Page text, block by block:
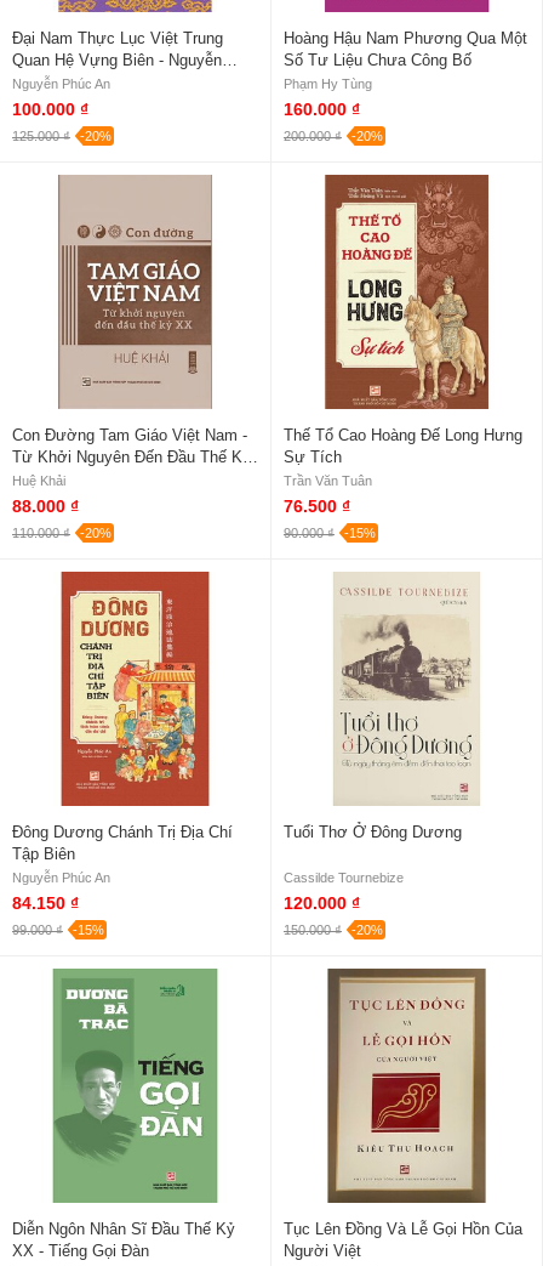
Đại Nam Thực Lục Việt Trung
Quan Hệ Vựng Biên - Nguyễn
Phúc An
Nguyễn Phúc An
100.000 ₫
125.000 ₫ -20%
Hoàng Hậu Nam Phương Qua Một
Số Tư Liệu Chưa Công Bố
Phạm Hy Tùng
160.000 ₫
200.000 ₫ -20%
Con Đường Tam Giáo Việt Nam -
Từ Khởi Nguyên Đến Đầu Thế Kỷ
XX
Huệ Khải
88.000 ₫
110.000 ₫ -20%
Thế Tổ Cao Hoàng Đế Long Hưng
Sự Tích
Trần Văn Tuân
76.500 ₫
90.000 ₫ -15%
Đông Dương Chánh Trị Địa Chí
Tập Biên
Nguyễn Phúc An
84.150 ₫
99.000 ₫ -15%
Tuổi Thơ Ở Đông Dương
Cassilde Tournebize
120.000 ₫
150.000 ₫ -20%
Diễn Ngôn Nhân Sĩ Đầu Thế Kỷ
XX - Tiếng Gọi Đàn
Tục Lên Đồng Và Lễ Gọi Hồn Của
Người Việt